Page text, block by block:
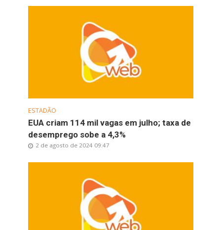
ESTADÃO
EUA criam 114 mil vagas em julho; taxa de
desemprego sobe a 4,3%
2 de agosto de 2024 09:47